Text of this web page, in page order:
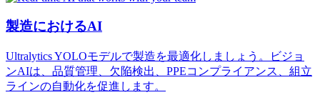
製造におけるAI
Ultralytics YOLOモデルで製造を最適化しましょう。ビジョ
ンAIは、品質管理、欠陥検出、PPEコンプライアンス、組立
ラインの自動化を促進します。